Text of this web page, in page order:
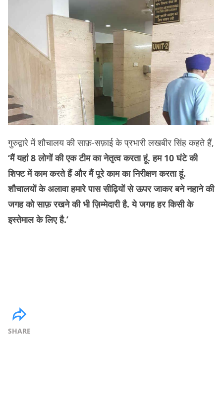
गुरुद्वारे में शौचालय की साफ़-सफ़ाई के प्रभारी लखबीर सिंह कहते हैं,
‘मैं यहां 8 लोगों की एक टीम का नेतृत्व करता हूं. हम 10 घंटे की
शिफ्ट में काम करते हैं और मैं पूरे काम का निरीक्षण करता हूं.
शौचालयों के अलावा हमारे पास सीढ़ियों से ऊपर जाकर बने नहाने की
जगह को साफ़ रखने की भी ज़िम्मेदारी है. ये जगह हर किसी के
इस्तेमाल के लिए है.’
SHARE